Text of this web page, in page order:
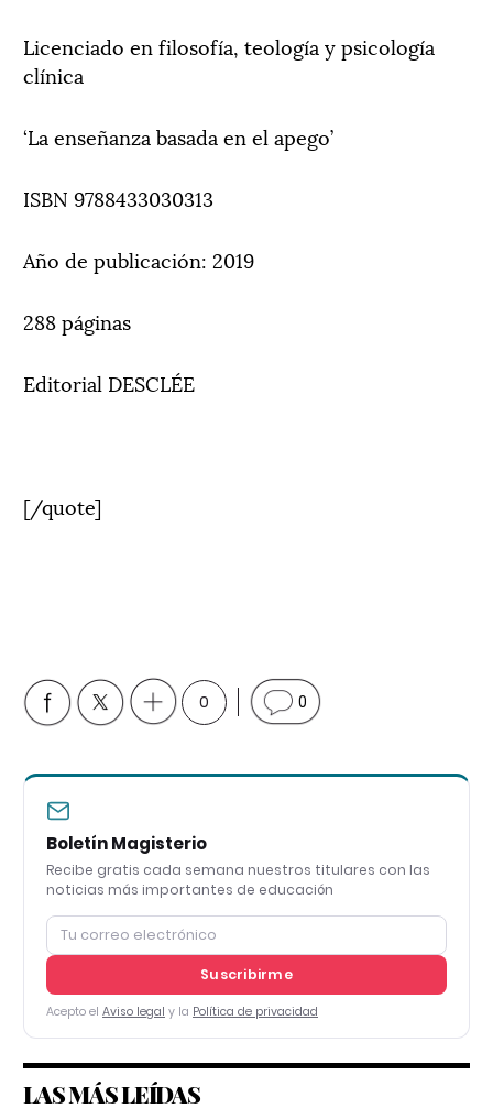
Licenciado en filosofía, teología y psicología
clínica
‘La enseñanza basada en el apego’
ISBN 9788433030313
Año de publicación: 2019
288 páginas
Editorial DESCLÉE
[/quote]
0 0
Boletín Magisterio
Recibe gratis cada semana nuestros titulares con las
noticias más importantes de educación
Suscribirme
Acepto el Aviso legal y la Política de privacidad
LAS MÁS LEÍDAS